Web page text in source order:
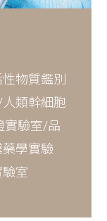
物質鑑別
類幹細胞
實驗室/品
學實驗
室